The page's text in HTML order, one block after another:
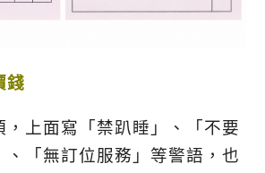
錢
，上面寫「禁趴睡」、「不要
、「無訂位服務」等警語，也